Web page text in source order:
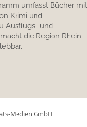
umfasst Bücher mit
Krimi und
Ausflugs- und
die Region Rhein-
Medien GmbH